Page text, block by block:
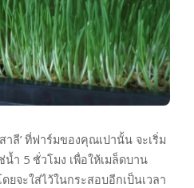
ลี’ ที่ฟาร์มของคุณเปานั้น จะเริ่ม
ำ 5 ชั่วโมง เพื่อให้เมล็ดบาน
ยจะใส่ไว้ในกระสอบอีกเป็นเวลา